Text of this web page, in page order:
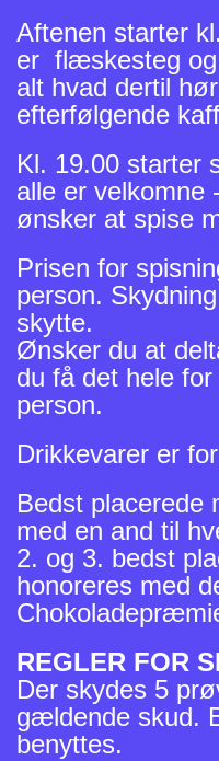
Aftenen starter
er flæskesteg og
alt hvad dertil
efterfølgende
Kl. 19.00 starter
alle er velkomne
ønsker at spise
Prisen for
person.
skytte.
Ønsker du at
du få det hele
person.
Drikkevarer er
Bedst placerede
med en and til
2. og 3. bedst
honoreres med
REGLER FOR
Der skydes 5
gældende skud.
benyttes.